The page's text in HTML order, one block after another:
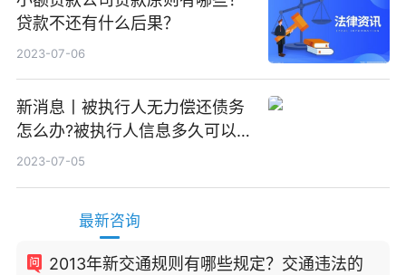
贷款不还有什么后果？
2023-07-06
新消息丨被执行人无力偿还债务
怎么办?被执行人信息多久可以
消除?
2023-07-05
最新咨询
2013年新交通规则有哪些规定？交通违法的